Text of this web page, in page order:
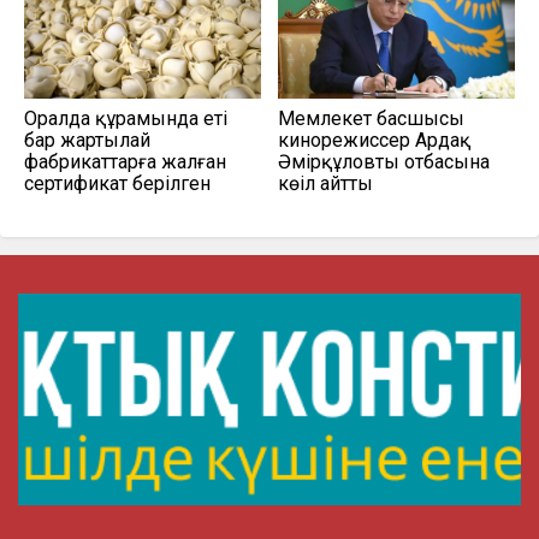
Оралда құрамында еті
бар жартылай
фабрикаттарға жалған
сертификат берілген
Мемлекет басшысы
кинорежиссер Ардақ
Әмірқұловтың отбасына
көңіл айтты